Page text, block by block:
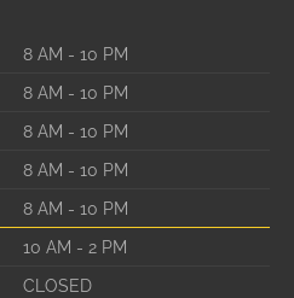
8 AM - 10 PM
8 AM - 10 PM
8 AM - 10 PM
8 AM - 10 PM
8 AM - 10 PM
10 AM - 2 PM
CLOSED